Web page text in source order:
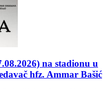
na stadionu u
hfz. Ammar Bašić